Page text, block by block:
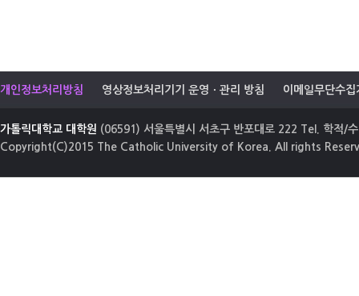
개인정보처리방침 영상정보처리기기 운영ㆍ관리 방침 이메일무단수집
가톨릭대학교 대학원 (06591) 서울특별시 서초구 반포대로 222 Tel. 학적/
Copyright(C)2015 The Catholic University of Korea. All rights